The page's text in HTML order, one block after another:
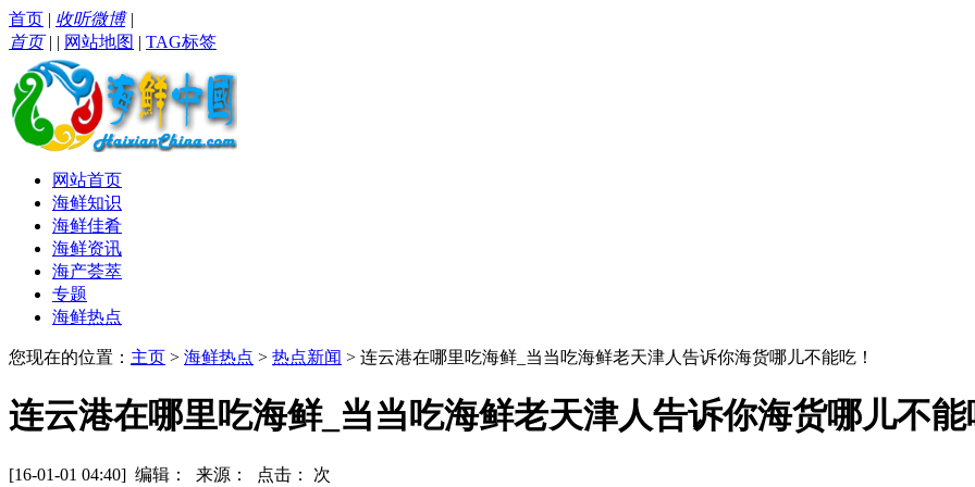
首页 | 收听微博|
首页| | 网站地图 | TAG标签
网站首页
海鲜知识
海鲜佳肴
海鲜资讯
海产荟萃
专题
海鲜热点
您现在的位置： 主页 > 海鲜热点 > 热点新闻 > 连云港在哪里吃海鲜_当当吃海鲜老天津人告诉你海货哪儿不能吃！
连云港在哪里吃海鲜_当当吃海鲜老天津人告诉你海货哪儿不能
[16-01-01 04:40] 编辑： 来源： 点击： 次